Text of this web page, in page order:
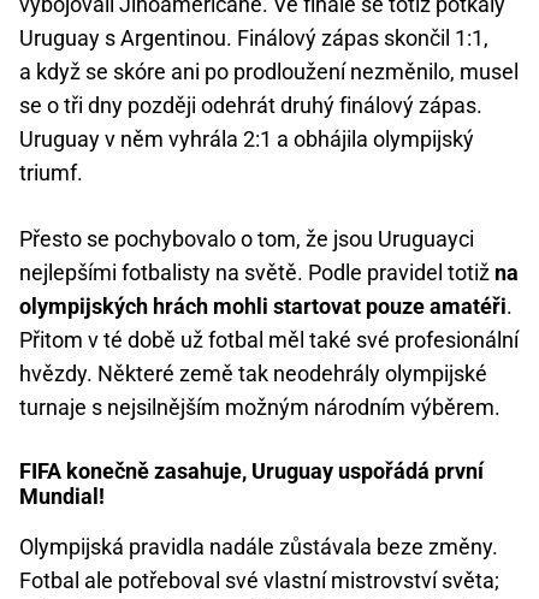
Uruguay s Argentinou. Finálový zápas skončil 1:1,
a když se skóre ani po prodloužení nezměnilo, musel
se o tři dny později odehrát druhý finálový zápas.
Uruguay v něm vyhrála 2:1 a obhájila olympijský
triumf.
Přesto se pochybovalo o tom, že jsou Uruguayci
nejlepšími fotbalisty na světě. Podle pravidel totiž na
olympijských hrách mohli startovat pouze amatéři.
Přitom v té době už fotbal měl také své profesionální
hvězdy. Některé země tak neodehrály olympijské
turnaje s nejsilnějším možným národním výběrem.
FIFA konečně zasahuje, Uruguay uspořádá první
Mundial!
Olympijská pravidla nadále zůstávala beze změny.
Fotbal ale potřeboval své vlastní mistrovství světa;